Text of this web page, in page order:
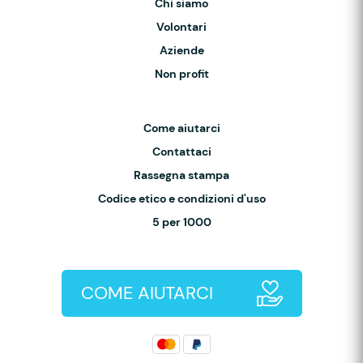
Chi siamo
Volontari
Aziende
Non profit
Come aiutarci
Contattaci
Rassegna stampa
Codice etico e condizioni d'uso
5 per 1000
COME AIUTARCI